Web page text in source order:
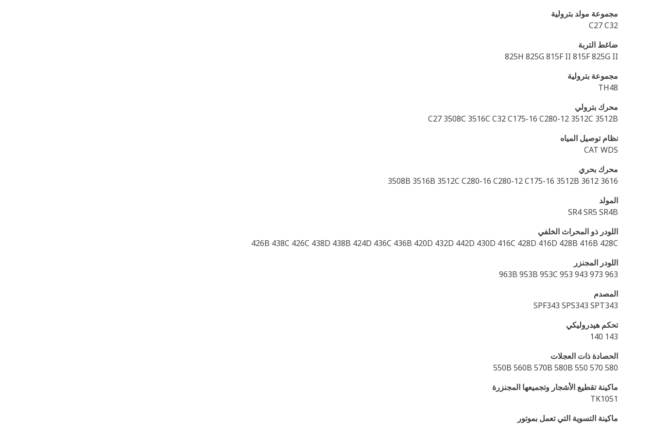
مجموعة مولد بترولية
C27 C32
ضاغط التربة
825H 825G 815F II 815F 825G II
مجموعة بترولية
TH48
محرك بترولي
C27 3508C 3516C C32 C175-16 C280-12 3512C 3512B
نظام توصيل المياه
CAT WDS
محرك بحري
3616 3612 3508B 3516B 3512C C280-16 C280-12 C175-16 3512B
المولد
SR4 SR5 SR4B
اللودر ذو المحراث الخلفي
426B 438C 426C 438D 438B 424D 436C 436B 420D 432D 442D 430D 416C 428D 416D 428B 416B 428C
اللودر المجنزر
963 973 943 953 963B 953B 953C
المصدم
SPF343 SPS343 SPT343
تحكم هيدروليكي
143 140
الحصادة ذات العجلات
550B 560B 570B 580B 550 570 580
ماكينة تقطيع الأشجار وتجميعها المجنزرة
TK1051
ماكينة التسوية التي تعمل بموتور